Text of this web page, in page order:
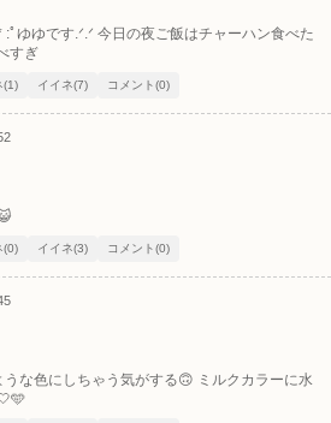
:ﾟゆゆです.ᐟ‪.ᐟ‪ 今日の夜ご飯はチャーハン食べた
すぎ
(1) イイネ(7) コメント(0)
(0) イイネ(3) コメント(0)
うな色にしちゃう気がする🙃 ミルクカラーに水